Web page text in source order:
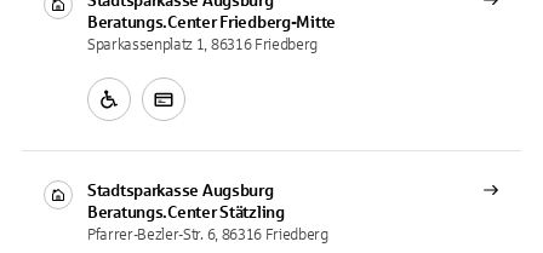
Beratungs.Center Friedberg-Mitte
Sparkassenplatz 1, 86316 Friedberg
Stadtsparkasse Augsburg
Beratungs.CenterStätzling
Pfarrer-Bezler-Str. 6, 86316 Friedberg